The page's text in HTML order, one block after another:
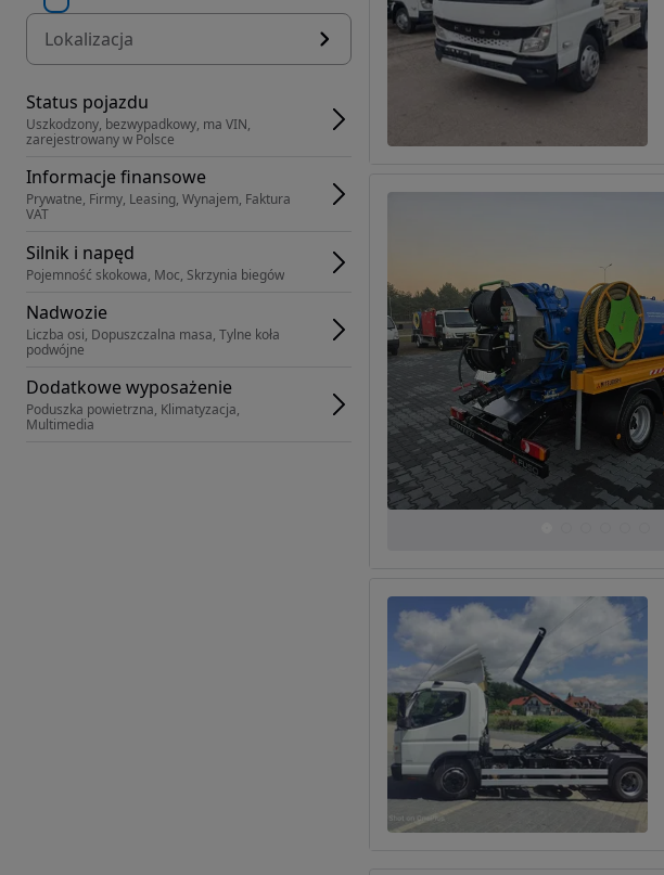
Lokalizacja
Status pojazdu
Uszkodzony, bezwypadkowy, ma VIN,
zarejestrowany w Polsce
Informacje finansowe
Prywatne, Firmy, Leasing, Wynajem, Faktura
VAT
Silnik i napęd
Pojemność skokowa, Moc, Skrzynia biegów
Nadwozie
Liczba osi, Dopuszczalna masa, Tylne koła
podwójne
Dodatkowe wyposażenie
Poduszka powietrzna, Klimatyzacja,
Multimedia